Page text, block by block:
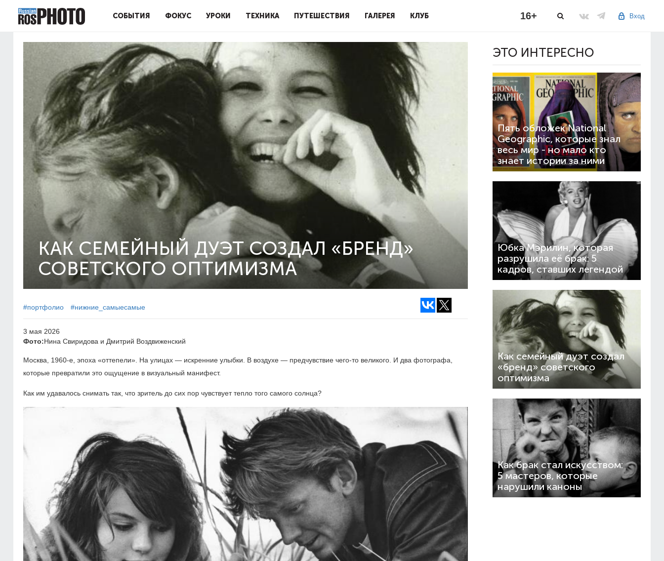
СОБЫТИЯ ФОКУС УРОКИ ТЕХНИКА ПУТЕШЕСТВИЯ ГАЛЕРЕЯ КЛУБ Вход
16+
КАК СЕМЕЙНЫЙ ДУЭТ СОЗДАЛ «БРЕНД»
СОВЕТСКОГО ОПТИМИЗМА
#портфолио #нижние_самыесамые
3 мая 2026
Фото:Нина Свиридова и Дмитрий Воздвиженский
Москва, 1960-е, эпоха «оттепели». На улицах — искренние улыбки. В воздухе — предчувствие чего-то великого. И два фотографа,
которые превратили это ощущение в визуальный манифест.
Как им удавалось снимать так, что зритель до сих пор чувствует тепло того самого солнца?
ЭТО ИНТЕРЕСНО
Пять обложек National
Geographic, которые знал
весь мир - но мало кто
знает истории за ними
Юбка Мэрилин, которая
разрушила её брак: 5
кадров, ставших легендой
Как семейный дуэт создал
«бренд» советского
оптимизма
Как брак стал искусством:
5 мастеров, которые
нарушили каноны